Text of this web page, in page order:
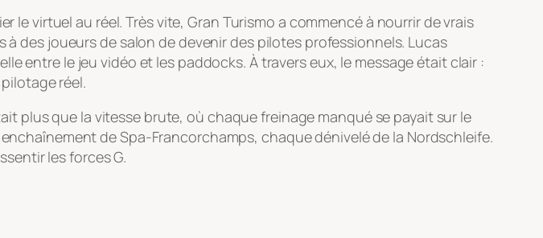
le virtuel au réel. Très vite,Gran Turismo a commencé à nourrir de vrais
des joueurs de salon de devenir des pilotes professionnels. Lucas
entre le jeu vidéo et les paddocks. À travers eux, le message était clair :
réel.
plus que la vitesse brute, où chaque freinage manqué se payait sur le
de Spa-Francorchamps, chaque dénivelé de la Nordschleife.
les forces G.